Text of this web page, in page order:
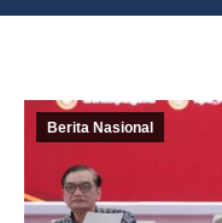
Berita Nasional